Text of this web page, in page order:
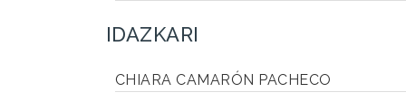
IDAZKARI
CHIARA CAMARÓN PACHECO